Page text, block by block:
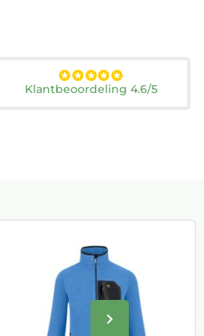
Klantbeoordeling 4.6/5
Volgende
keyboard_arrow_right